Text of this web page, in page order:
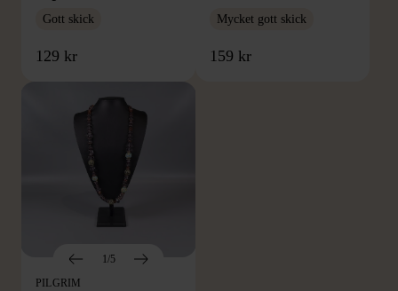
Gott skick
129 kr
Mycket gott skick
159 kr
1/5
PILGRIM